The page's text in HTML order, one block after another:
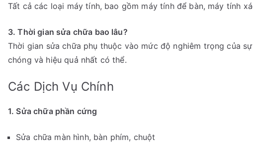
Tất cả các loại máy tính, bao gồm máy tính để bàn, máy tính
3. Thời gian sửa chữa bao lâu?
Thời gian sửa chữa phụ thuộc vào mức độ nghiêm trọng của
chóng và hiệu quả nhất có thể.
Các Dịch Vụ Chính
1. Sửa chữa phần cứng
Sửa chữa màn hình, bàn phím, chuột